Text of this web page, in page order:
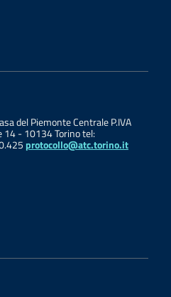
del Piemonte Centrale P.IVA
- 10134 Torino tel:
protocollo@atc.torino.it